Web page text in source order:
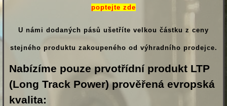
poptejte zde
U námi dodaných pásů ušetříte velkou částku z ceny
stejného produktu zakoupeného od výhradního prodejce.
Nabízíme pouze prvotřídní produkt LTP
(Long Track Power)prověřená evropská
kvalita: